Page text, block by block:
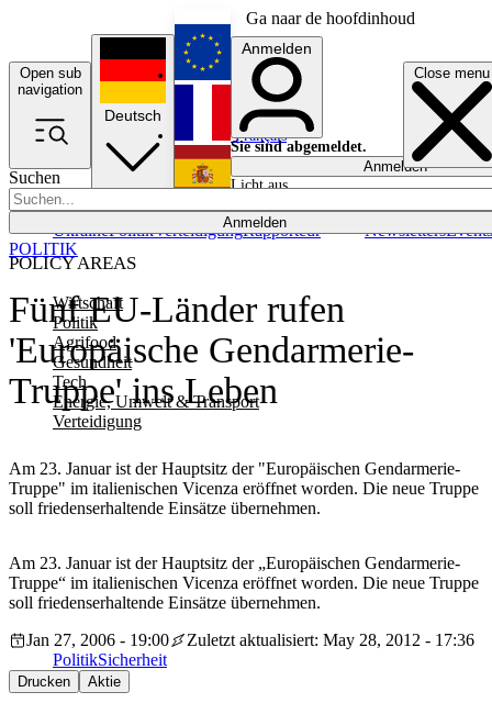
Ga naar de hoofdinhoud
Open sub
navigation
Close menu
Suchen
Anmelden
POLICY AREAS
Wirtschaft
Politik
Agrifood
Gesundheit
Tech
Energie, Umwelt & Transport
Verteidigung
UkrainePolitikVerteidigungRapporteur NewslettersEvents
Deutsch
English
Français
Anmelden
Sie sind abgemeldet.
Anmelden
Licht aus
Fünf EU-Länder rufen
'Europäische Gendarmerie-
Truppe' ins Leben
Am 23. Januar ist der Hauptsitz der "Europäischen Gendarmerie-
Truppe" im italienischen Vicenza eröffnet worden. Die neue Truppe
soll friedenserhaltende Einsätze übernehmen.
POLITIK
Am 23. Januar ist der Hauptsitz der „Europäischen Gendarmerie-
Truppe“ im italienischen Vicenza eröffnet worden. Die neue Truppe
soll friedenserhaltende Einsätze übernehmen.
Jan 27, 2006 - 19:00
Zuletzt aktualisiert: May 28, 2012 - 17:36
PolitikSicherheit
Drucken Aktie